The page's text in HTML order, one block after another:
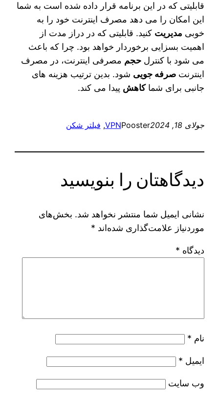
قابلیتی که در این برنامه قرار داده شده است به شما
این امکان را می دهد مصرف اینترنت خود را به
خوبی مدیریت کنید. قابلیتی که در دراز مدت از
اهمیت بسزایی برخوردار خواهد بود. چرا که باعث
می شود با کنترلحجم مصرفی اینترنت، در مصرف
اینترنتصرفه جویی شود. بدین ترتیب هزینه‌ های
جانبی برای شماکاهش پیدا می‌ کند.
جولای 18, 2024 Pooster
VPN
, فیلتر شکن
دیدگاهتان را بنویسید
نشانی ایمیل شما منتشر نخواهد شد. بخش‌های
موردنیاز علامت‌گذاری شده‌اند *
دیدگاه *
نام *
ایمیل *
وب‌ سایت